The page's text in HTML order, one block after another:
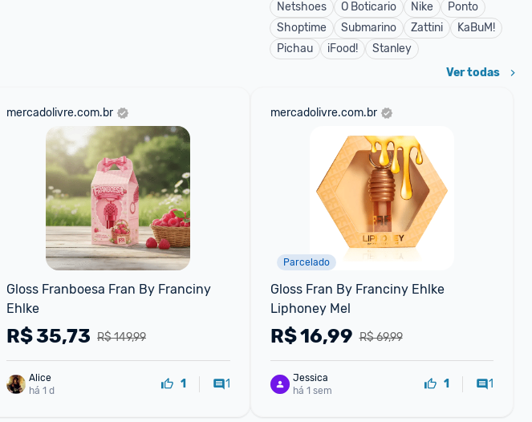
Netshoes
O Boticario Nike
Ponto
Shoptime
Submarino Zattini
KaBuM!
Pichau
iFood! Stanley
Ver todas
mercadolivre.com.br
Gloss Franboesa Fran By Franciny
Ehlke
R$ 149,99
R$35,73
Alice
há 1 d
1 1
mercadolivre.com.br
Parcelado
Gloss Fran By Franciny Ehlke
Liphoney Mel
R$ 69,99
R$16,99
Jessica
há 1 sem
1 1